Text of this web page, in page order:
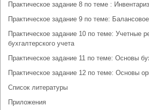
Практическое задание 8 по теме :
Практическое задание 9 по теме:
Практическое задание 10 по теме: Учетные
бухгалтерского учета
Практическое задание 11 по теме: Основы
Практическое задание 12 по теме: Основы
Список литературы
Приложения